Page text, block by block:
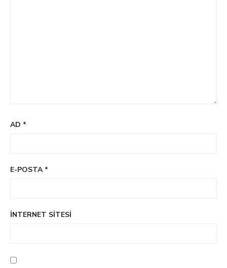
AD *
E-POSTA *
İNTERNET SITESI